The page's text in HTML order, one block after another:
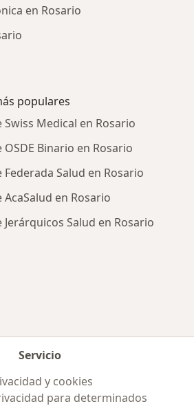
en Rosario
populares
Medical en Rosario
Binario en Rosario
Salud en Rosario
en Rosario
Salud en Rosario
Servicio
y cookies
para determinados